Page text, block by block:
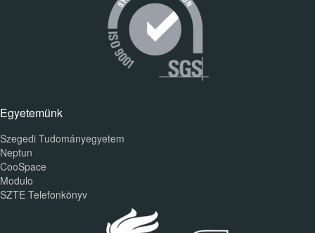
Egyetemünk
Szegedi Tudományegyetem
Neptun
CooSpace
Modulo
SZTE Telefonkönyv